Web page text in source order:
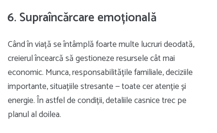
6. Supraîncărcare emoțională
Când în viață se întâmplă foarte multe lucruri deodată,
creierul încearcă să gestioneze resursele cât mai
economic. Munca, responsabilitățile familiale, deciziile
importante, situațiile stresante — toate cer atenție și
energie. În astfel de condiții, detaliile casnice trec pe
planul al doilea.